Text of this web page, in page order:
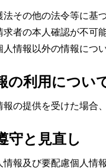
法その他の法令等に基
者の本人確認が不可
情報以外の情報につ
の利用につい
の提供を受けた場合
守と見直し
情報及び要配慮個人情